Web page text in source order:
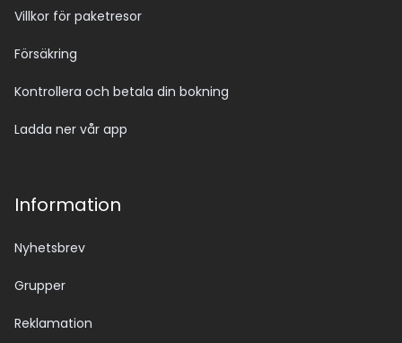
Villkor för paketresor
Försäkring
Kontrollera och betala din bokning
Ladda ner vår app
Information
Nyhetsbrev
Grupper
Reklamation